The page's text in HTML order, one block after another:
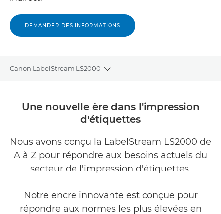
DEMANDER DES INFORMATIONS
Canon LabelStream LS2000
Toggle breadcrumbs
Une nouvelle ère dans l'impression
d'étiquettes
Nous avons conçu la LabelStream LS2000 de
A à Z pour répondre aux besoins actuels du
secteur de l'impression d'étiquettes.
Notre encre innovante est conçue pour
répondre aux normes les plus élevées en